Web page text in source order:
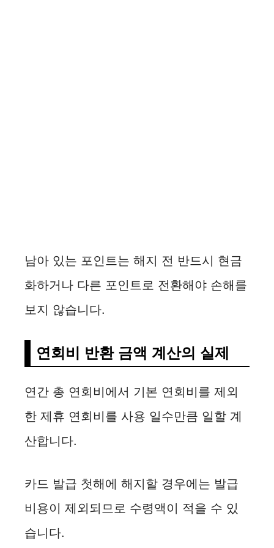
남아 있는 포인트는 해지 전 반드시 현금
화하거나 다른 포인트로 전환해야 손해를
보지 않습니다.
연회비 반환 금액 계산의 실제
연간 총 연회비에서 기본 연회비를 제외
한 제휴 연회비를 사용 일수만큼 일할 계
산합니다.
카드 발급 첫해에 해지할 경우에는 발급
비용이 제외되므로 수령액이 적을 수 있
습니다.